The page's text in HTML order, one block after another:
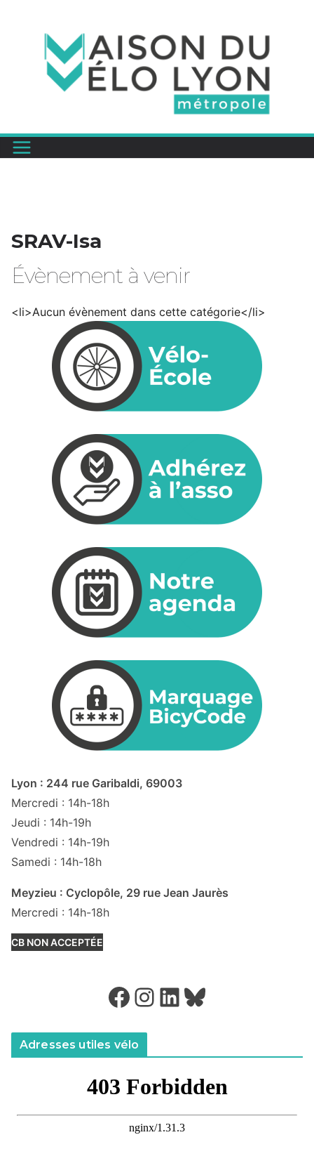
SRAV-Isa
Évènement à venir
<li>Aucun évènement dans cette catégorie</li>
Lyon : 244 rue Garibaldi, 69003
Mercredi : 14h-18h
Jeudi : 14h-19h
Vendredi : 14h-19h
Samedi : 14h-18h
Meyzieu : Cyclopôle, 29 rue Jean Jaurès
Mercredi : 14h-18h
CB NON ACCEPTÉE
Facebook Instagram LinkedIn Bluesky
Adresses utiles vélo